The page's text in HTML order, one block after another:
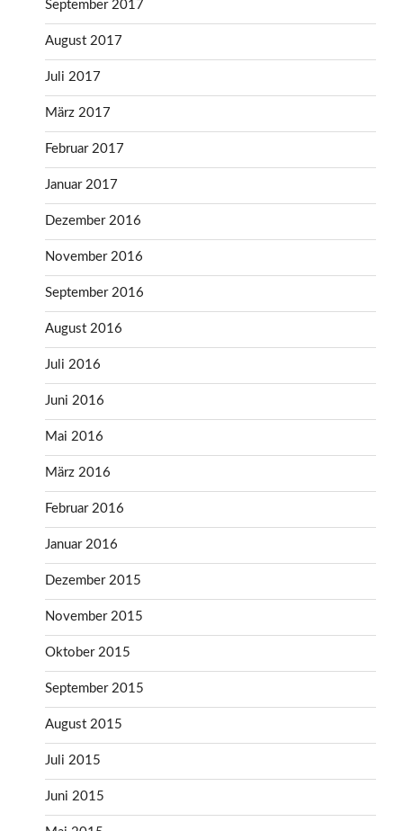
September 2017
August 2017
Juli 2017
März 2017
Februar 2017
Januar 2017
Dezember 2016
November 2016
September 2016
August 2016
Juli 2016
Juni 2016
Mai 2016
März 2016
Februar 2016
Januar 2016
Dezember 2015
November 2015
Oktober 2015
September 2015
August 2015
Juli 2015
Juni 2015